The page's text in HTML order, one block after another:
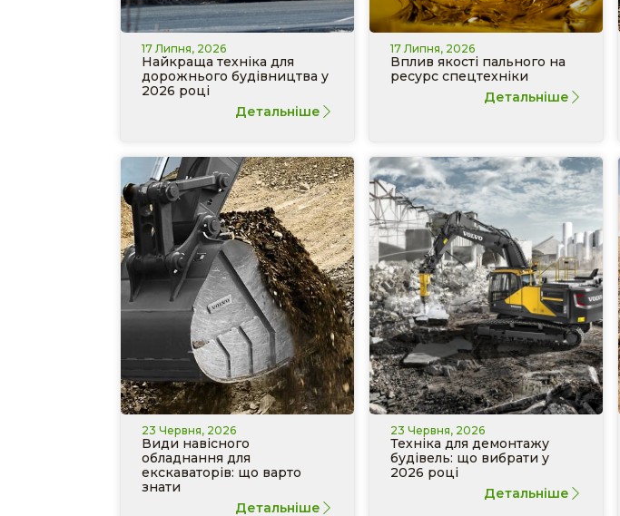
17 Липня, 2026
Найкраща техніка для
дорожнього будівництва у
2026 році
Детальніше
17 Липня, 2026
Вплив якості пального на
ресурс спецтехніки
Детальніше
23 Червня, 2026
Види навісного
обладнання для
екскаваторів: що варто
знати
Детальніше
23 Червня, 2026
Техніка для демонтажу
будівель: що вибрати у
2026 році
Детальніше